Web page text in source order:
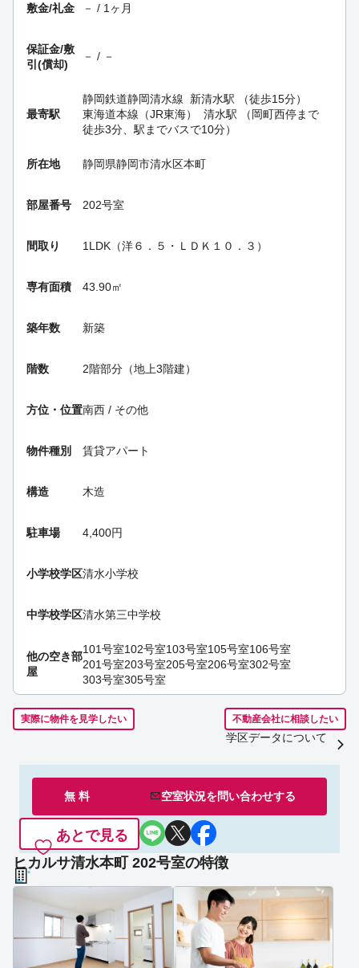
敷金/礼金 － / 1ヶ月
保証金/敷
引(償却)
－ / －
最寄駅
静岡鉄道静岡清水線 新清水駅 （徒歩15分）
東海道本線（JR東海）
清水駅 （岡町西停まで
徒歩3分、駅までバスで10分）
所在地 静岡県静岡市清水区本町
部屋番号 202号室
間取り 1LDK（洋６．５・ＬＤＫ１０．３）
専有面積 43.90㎡
築年数 新築
階数 2階部分（地上3階建）
方位・位置南西 / その他
物件種別 賃貸アパート
構造 木造
駐車場 4,400円
小学校学区清水小学校
中学校学区清水第三中学校
他の空き部
屋
101号室102号室103号室105号室106号室
201号室203号室205号室206号室302号室
303号室305号室
実際に物件を見学したい 不動産会社に相談したい
学区データについて
無 料 空室状況を問い合わせする
あとで見る
ヒカルサ清水本町 202号室の特徴